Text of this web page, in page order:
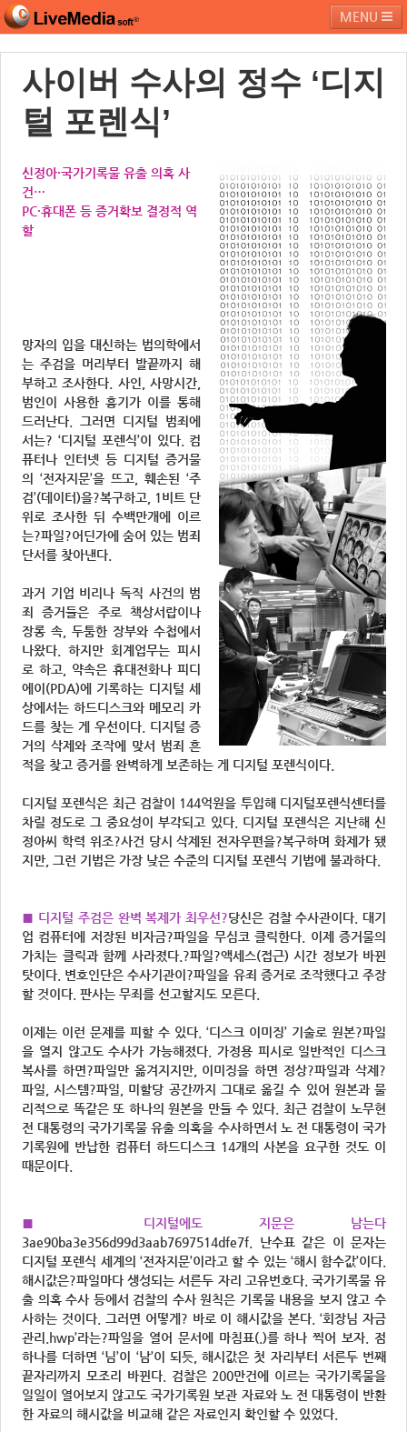
MENU
라이브미디어소프트 제품 및 서비스 블로그 커뮤니티
페밀리 사이트
사이버 수사의 정수 ‘디지
털 포렌식’
신정아·국가기록물 유출 의혹 사
건…
PC·휴대폰 등 증거확보 결정적 역
할
망자의 입을 대신하는 법의학에서
는 주검을 머리부터 발끝까지 해
부하고 조사한다. 사인, 사망시간,
범인이 사용한 흉기가 이를 통해
드러난다. 그러면 디지털 범죄에
서는? ‘디지털 포렌식’이 있다. 컴
퓨터나 인터넷 등 디지털 증거물
의 ‘전자지문’을 뜨고, 훼손된 ‘주
검’(데이터)을?복구하고, 1비트 단
위로 조사한 뒤 수백만개에 이르
는?파일?어딘가에 숨어 있는 범죄
단서를 찾아낸다.
과거 기업 비리나 독직 사건의 범
죄 증거들은 주로 책상서랍이나
장롱 속, 두툼한 장부와 수첩에서
나왔다. 하지만 회계업무는 피시
로 하고, 약속은 휴대전화나 피디
에이(PDA)에 기록하는 디지털 세
상에서는 하드디스크와 메모리 카
드를 찾는 게 우선이다. 디지털 증
거의 삭제와 조작에 맞서 범죄 흔
적을 찾고 증거를 완벽하게 보존하는 게 디지털 포렌식이다.
디지털 포렌식은 최근 검찰이 144억원을 투입해 디지털포렌식센터를
차릴 정도로 그 중요성이 부각되고 있다. 디지털 포렌식은 지난해 신
정아씨 학력 위조?사건 당시 삭제된 전자우편을?복구하며 화제가 됐
지만, 그런 기법은 가장 낮은 수준의 디지털 포렌식 기법에 불과하다.
■ 디지털 주검은 완벽 복제가 최우선?당신은 검찰 수사관이다. 대기
업 컴퓨터에 저장된 비자금?파일을 무심코 클릭한다. 이제 증거물의
가치는 클릭과 함께 사라졌다.?파일?액세스(접근) 시간 정보가 바뀐
탓이다. 변호인단은 수사기관이?파일을 유죄 증거로 조작했다고 주장
할 것이다. 판사는 무죄를 선고할지도 모른다.
이제는 이런 문제를 피할 수 있다. ‘디스크 이미징’ 기술로 원본?파일
을 열지 않고도 수사가 가능해졌다. 가정용 피시로 일반적인 디스크
복사를 하면?파일만 옮겨지지만, 이미징을 하면 정상?파일과 삭제?
파일, 시스템?파일, 미할당 공간까지 그대로 옮길 수 있어 원본과 물
리적으로 똑같은 또 하나의 원본을 만들 수 있다. 최근 검찰이 노무현
전 대통령의 국가기록물 유출 의혹을 수사하면서 노 전 대통령이 국가
기록원에 반납한 컴퓨터 하드디스크 14개의 사본을 요구한 것도 이
때문이다.
■ 디지털에도 지문은 남는다
3ae90ba3e356d99d3aab7697514dfe7f. 난수표 같은 이 문자는
디지털 포렌식 세계의 ‘전자지문’이라고 할 수 있는 ‘해시 함수값’이다.
해시값은?파일마다 생성되는 서른두 자리 고유번호다. 국가기록물 유
출 의혹 수사 등에서 검찰의 수사 원칙은 기록물 내용을 보지 않고 수
사하는 것이다. 그러면 어떻게? 바로 이 해시값을 본다. ‘회장님 자금
관리.hwp’라는?파일을 열어 문서에 마침표(.)를 하나 찍어 보자. 점
하나를 더하면 ‘님’이 ‘남’이 되듯, 해시값은 첫 자리부터 서른두 번째
끝자리까지 모조리 바뀐다. 검찰은 200만건에 이르는 국가기록물을
일일이 열어보지 않고도 국가기록원 보관 자료와 노 전 대통령이 반환
한 자료의 해시값을 비교해 같은 자료인지 확인할 수 있었다.